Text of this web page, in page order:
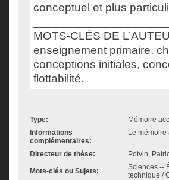
conceptuel et plus
MOTS-CLÉS DE
enseignement primaire,
conceptions initiales,
flottabilité.
Type:
Mémoire
Informations
complémentaires:
Le
Directeur de thèse: Potvin,
Mots-clés ou Sujets:
Sciences --
technique /